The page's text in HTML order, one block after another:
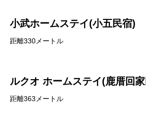
小武ホームステイ(小五民宿)
距離330メートル
ルクオ ホームステイ(鹿厝回
距離363メートル